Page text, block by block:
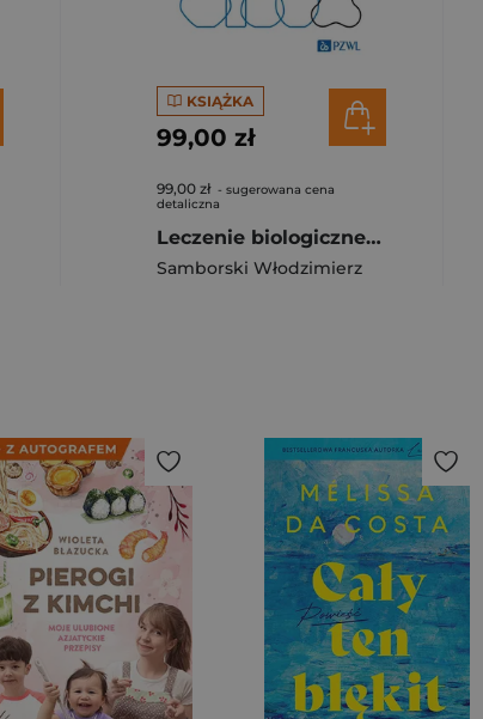
KSIĄŻKA
99,00 zł
99,00 zł - sugerowana cena
detaliczna
Leczenie biologiczne chorób reumatycznych
Samborski Włodzimierz